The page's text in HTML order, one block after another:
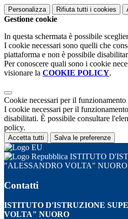
Personalizza Rifiuta tutti i cookies
Gestione cookie
In questa schermata è possibile
I cookie necessari sono quelli che
piattaforma e non è possibile
Per conoscere quali sono i cookie
visionare la COOKIE POLICY.
Cookie necessari per il funzionamento
I cookie necessari per il
disabilitati. È possibile consultare
policy.
Accetta tutti Salva le preferenze
ISTITUTO
"ALESSANDRO VOLTA" NUORO
Contatti
ISTITUTO D'ISTRUZIONE
VOLTA" NUORO